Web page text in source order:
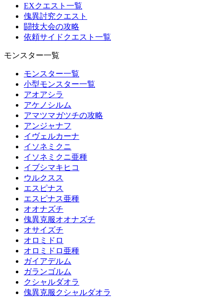
EXクエスト一覧
傀異討究クエスト
闘技大会の攻略
依頼サイドクエスト一覧
モンスター一覧
モンスター一覧
小型モンスター一覧
アオアシラ
アケノシルム
アマツマガツチの攻略
アンジャナフ
イヴェルカーナ
イソネミクニ
イソネミクニ亜種
イブシマキヒコ
ウルクスス
エスピナス
エスピナス亜種
オオナズチ
傀異克服オオナズチ
オサイズチ
オロミドロ
オロミドロ亜種
ガイアデルム
ガランゴルム
クシャルダオラ
傀異克服クシャルダオラ